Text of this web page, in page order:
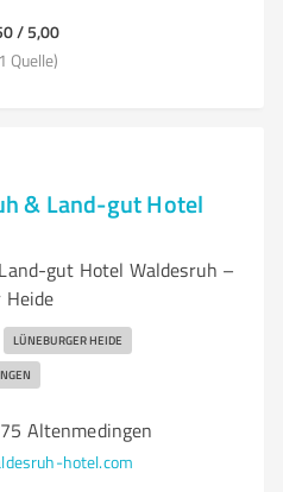
/ 5,00
Quelle)
& Land-gut Hotel
gut Hotel Waldesruh –
Heide
LÜNEBURGER HEIDE
Altenmedingen
hotel.com